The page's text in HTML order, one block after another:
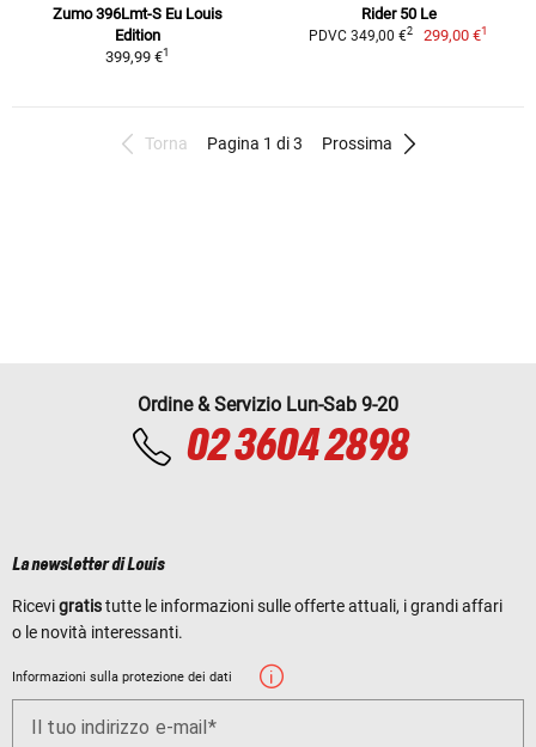
Zumo 396Lmt-S Eu Louis
Edition
399,99 €1
Rider 50 Le
PDVC 349,00 €2 299,00 €1
Torna Pagina 1 di 3 Prossima
Ordine & Servizio Lun-Sab 9-20
02 3604 2898
La newsletter di Louis
Ricevigratistutte le informazioni sulle offerte attuali, i grandi affari
o le novità interessanti.
Informazioni sulla protezione dei dati
Il tuo indirizzo e-mail